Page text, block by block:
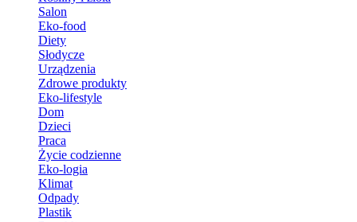
Salon
Eko-food
Diety
Słodycze
Urządzenia
Zdrowe produkty
Eko-lifestyle
Dom
Dzieci
Praca
Życie codzienne
Eko-logia
Klimat
Odpady
Plastik